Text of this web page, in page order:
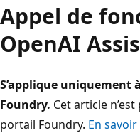
Appel de
OpenAI
S’applique uniquement
Foundry. Cet article
portail Foundry. En